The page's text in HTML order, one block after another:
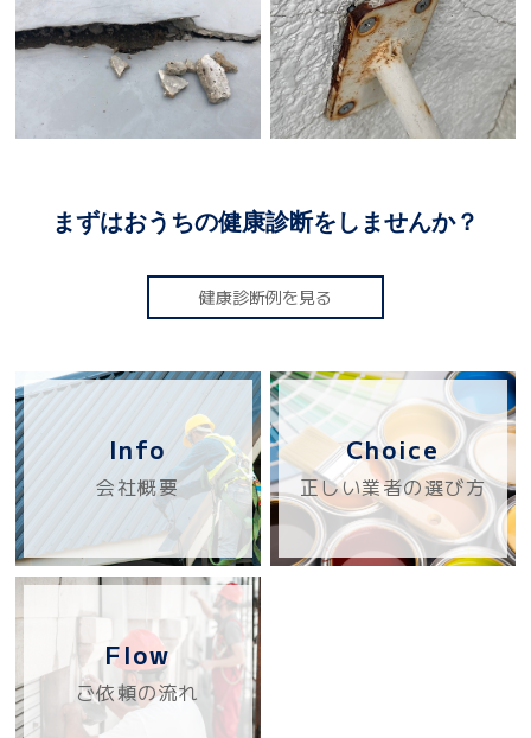
まずはおうちの健康診断をしませんか？
健康診断例を見る
Info
会社概要
Choice
正しい業者の選び方
Flow
ご依頼の流れ